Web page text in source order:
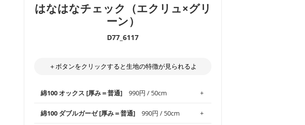
はなはなチェック（エクリュ×グリ
ーン）
D77_6117
＋ボタンをクリックすると生地の特徴が見られるよ
綿100 オックス [厚み＝普通] 990円 / 50cm
綿100 ダブルガーゼ [厚み＝普通] 990円 / 50cm